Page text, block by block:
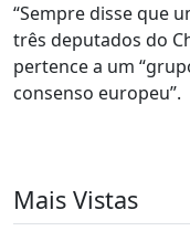
“Sempre disse que
três deputados do
pertence a um
consenso europeu”.
Mais Vistas